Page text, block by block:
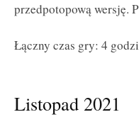
przedpotopową wersję.
Łączny czas gry: 4
Listopad 2021